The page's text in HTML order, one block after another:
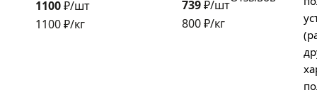
1100₽/шт
1100 ₽/кг
739₽/шт
800 ₽/кг